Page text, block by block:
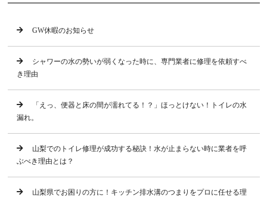
GW休暇のお知らせ
シャワーの水の勢いが弱くなった時に、専門業者に修理を依頼すべ
き理由
「えっ、便器と床の間が濡れてる！？」ほっとけない！トイレの水
漏れ。
山梨でのトイレ修理が成功する秘訣！水が止まらない時に業者を呼
ぶべき理由とは？
山梨県でお困りの方に！キッチン排水溝のつまりをプロに任せる理